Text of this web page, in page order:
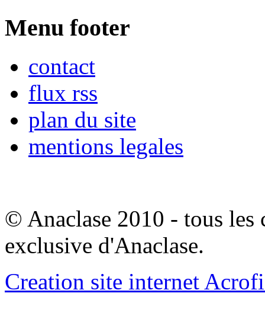
Menu footer
contact
flux rss
plan du site
mentions legales
© Anaclase 2010 - tous les
exclusive d'Anaclase.
Creation site internet